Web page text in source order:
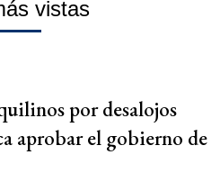
vistas
por desalojos
aprobar el gobierno de